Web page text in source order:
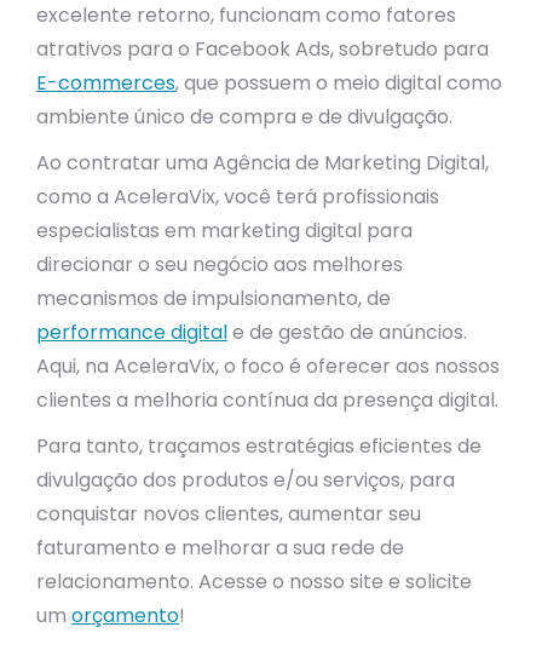
excelente retorno, funcionam como fatores
atrativos para o Facebook Ads, sobretudo para
E-commerces, que possuem o meio digital como
ambiente único de compra e de divulgação.
Ao contratar uma Agência de Marketing Digital,
como a AceleraVix, você terá profissionais
especialistas em marketing digital para
direcionar o seu negócio aos melhores
mecanismos de impulsionamento, de
performance digitale de gestão de anúncios.
Aqui, na AceleraVix, o foco é oferecer aos nossos
clientes a melhoria contínua da presença digital.
Para tanto, traçamos estratégias eficientes de
divulgação dos produtos e/ou serviços, para
conquistar novos clientes, aumentar seu
faturamento e melhorar a sua rede de
relacionamento. Acesse o nosso site e solicite
um orçamento!